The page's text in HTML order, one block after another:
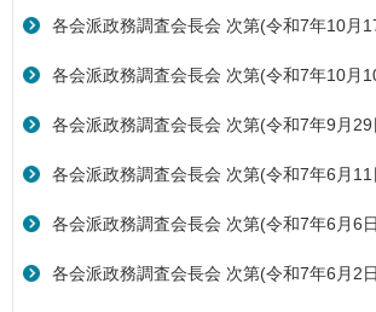
各会派政務調査会長会 次第(令和7年10月
各会派政務調査会長会 次第(令和7年10月
各会派政務調査会長会 次第(令和7年9月29
各会派政務調査会長会 次第(令和7年6月11
各会派政務調査会長会 次第(令和7年6月6日
各会派政務調査会長会 次第(令和7年6月2日